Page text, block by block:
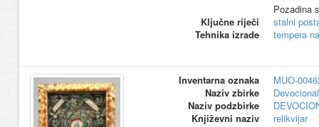
Pozadina
Ključne riječi
stalni
Tehnika izrade
tempera
Inventarna oznaka
MUO-
Naziv zbirke
Naziv podzbirke
Književni naziv
relikvijar